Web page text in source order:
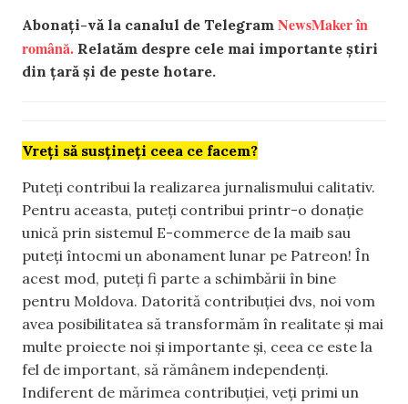
Abonați-vă la canalul de Telegram NewsMaker în
română. Relatăm despre cele mai importante știri
din țară și de peste hotare.
Vreți să susțineți ceea ce facem?
Puteți contribui la realizarea jurnalismului calitativ.
Pentru aceasta, puteți contribui printr-o donație
unică prin sistemul E-commerce de la maib sau
puteți întocmi un abonament lunar pe Patreon! În
acest mod, puteți fi parte a schimbării în bine
pentru Moldova. Datorită contribuției dvs, noi vom
avea posibilitatea să transformăm în realitate și mai
multe proiecte noi și importante și, ceea ce este la
fel de important, să rămânem independenți.
Indiferent de mărimea contribuției, veți primi un